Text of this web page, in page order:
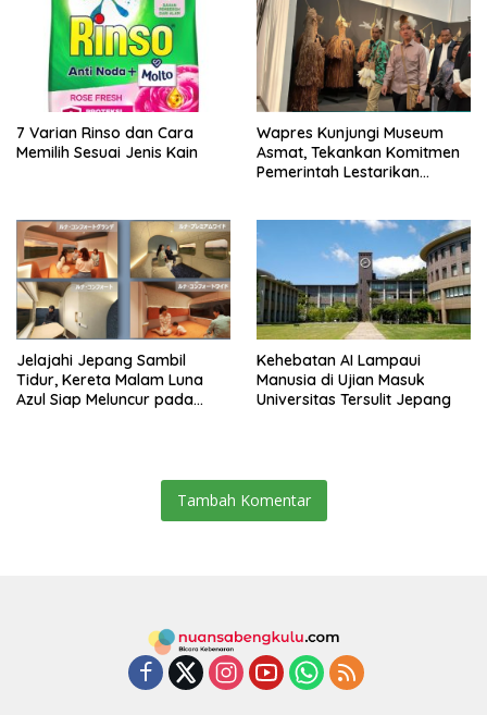
7 Varian Rinso dan Cara
Memilih Sesuai Jenis Kain
Wapres Kunjungi Museum
Asmat, Tekankan Komitmen
Pemerintah Lestarikan
Jelajahi Jepang Sambil
Tidur, Kereta Malam Luna
Azul Siap Meluncur pada
Kehebatan AI Lampaui
Manusia di Ujian Masuk
Universitas Tersulit Jepang
Tambah Komentar